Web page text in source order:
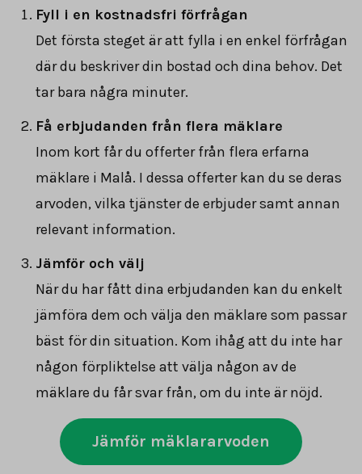
Fyll i en kostnadsfri förfrågan
Det första steget är att fylla i en enkel förfrågan
där du beskriver din bostad och dina behov. Det
tar bara några minuter.
Få erbjudanden från flera mäklare
Inom kort får du offerter från flera erfarna
mäklare i Malå. I dessa offerter kan du se deras
arvoden, vilka tjänster de erbjuder samt annan
relevant information.
Jämför och välj
När du har fått dina erbjudanden kan du enkelt
jämföra dem och välja den mäklare som passar
bäst för din situation. Kom ihåg att du inte har
någon förpliktelse att välja någon av de
mäklare du får svar från, om du inte är nöjd.
Jämför mäklararvoden